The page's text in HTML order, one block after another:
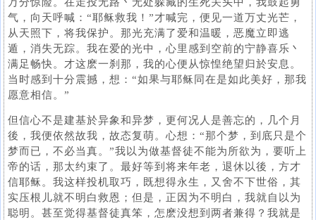
气，向天呼喊：“耶稣救我！”才喊完，便见一道万丈光芒，
从天照下，将我保护。那光充满了爱和温暖，恶魔立即逃
遁，消失无踪。我在爱的光中，心里感到空前的宁静喜乐丶
满足畅快。才这麽一刹那，我的心便从惊惶绝望归於安息。
当时感到十分震撼，想：“如果与耶稣同在是如此美好，那我
愿意相信。”
但信心不是建基於异象和异梦，更何况人是善忘的，几个月
後，我便依然故我，故态复萌。心想：“那个梦，到底只是个
梦而已，不必当真。”我以为做基督徒不能为所欲为，要听上
帝的话，那太约束了。最好等到将来年老，退休以後，方才
信耶稣。我这样投机取巧，既想得永生，又舍不下世俗，其
实压根儿就不明白救恩；但是，正因为不明白，我就自以为
聪明。甚至觉得基督徒真笨，怎麽没想到两者兼得？我就是